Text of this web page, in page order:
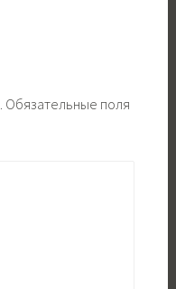
Обязательные поля